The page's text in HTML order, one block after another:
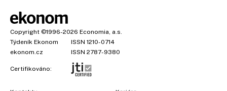
Copyright ©1996-2026 Economia, a.s.
Týdeník Ekonom
ISSN 1210-0714
ekonom.cz
ISSN 2787-9380
Certifikováno: